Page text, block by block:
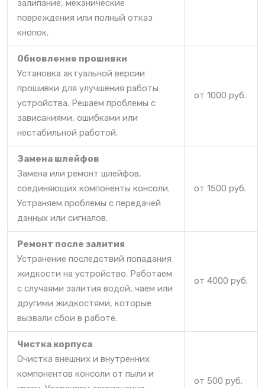
залипание, механические
повреждения или полный отказ
кнопок.
Обновление прошивки
Установка актуальной версии
прошивки для улучшения работы
устройства. Решаем проблемы с
зависаниями, ошибками или
нестабильной работой.
от 1000 руб.
Замена шлейфов
Замена или ремонт шлейфов,
соединяющих компоненты консоли.
Устраняем проблемы с передачей
данных или сигналов.
от 1500 руб.
Ремонт после залития
Устранение последствий попадания
жидкости на устройство. Работаем
с случаями залития водой, чаем или
другими жидкостями, которые
вызвали сбои в работе.
от 4000 руб.
Чистка корпуса
Очистка внешних и внутренних
компонентов консоли от пыли и
от 500 руб.